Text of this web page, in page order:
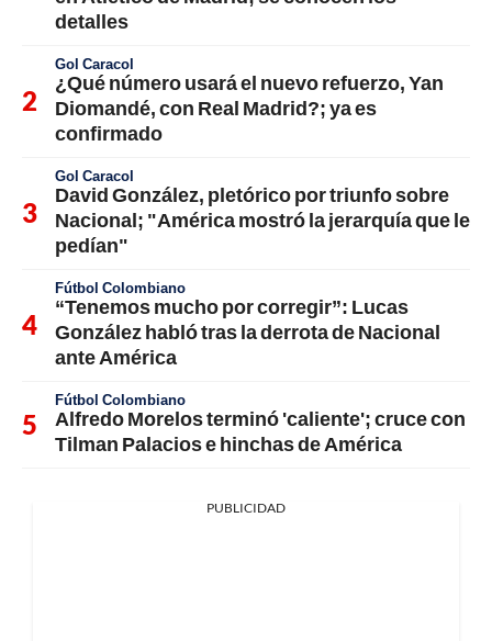
detalles
Gol Caracol
¿Qué número usará el nuevo refuerzo, Yan
Diomandé, con Real Madrid?; ya es
confirmado
Gol Caracol
David González, pletórico por triunfo sobre
Nacional; "América mostró la jerarquía que le
pedían"
Fútbol Colombiano
“Tenemos mucho por corregir”: Lucas
González habló tras la derrota de Nacional
ante América
Fútbol Colombiano
Alfredo Morelos terminó 'caliente'; cruce con
Tilman Palacios e hinchas de América
PUBLICIDAD